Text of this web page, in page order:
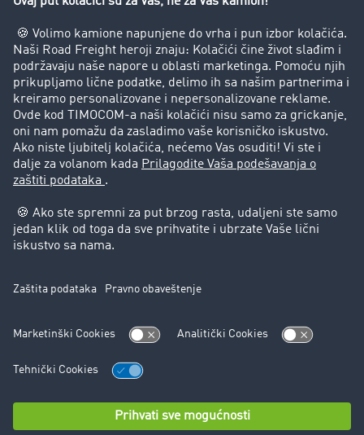
Preduzeće
Uspešne priče
Korisnici preporučuju korisnike
Pravna pitanja
Impressum
Opšti uslovi korišćenja
Zaštita podataka
Cookie-Einstellungen
Podrška